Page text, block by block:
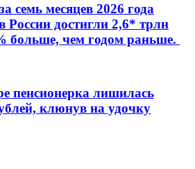
семь месяцев 2026 года
России достигли 2,6* трлн
больше, чем годом раньше.
пенсионерка лишилась
клюнув на удочку